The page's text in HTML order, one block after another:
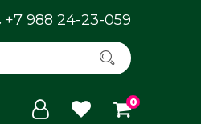
+7 988 24-23-059
0